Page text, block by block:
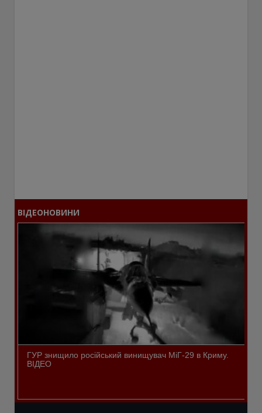
ВІДЕОНОВИНИ
ГУР знищило російський винищувач МіГ-29 в Криму.
ВІДЕО